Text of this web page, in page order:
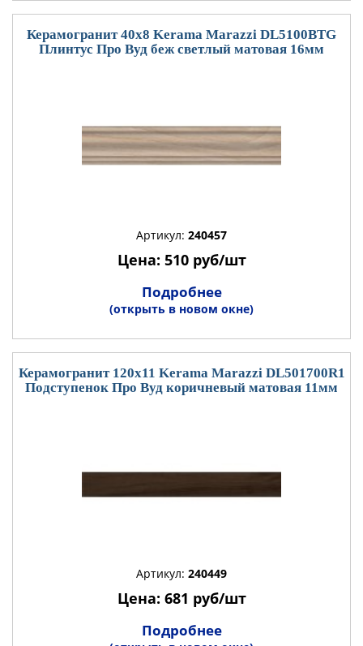
Керамогранит 40x8 Kerama Marazzi DL5100BTG
Плинтус Про Вуд беж светлый матовая 16мм
Артикул: 240457
Цена: 510 руб/шт
Подробнее
(открыть в новом окне)
Керамогранит 120x11 Kerama Marazzi DL501700R1
Подступенок Про Вуд коричневый матовая 11мм
Артикул: 240449
Цена: 681 руб/шт
Подробнее